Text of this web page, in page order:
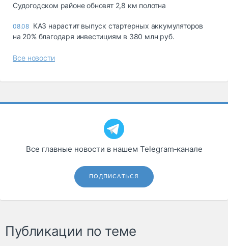
Судогодском районе обновят 2,8 км полотна
08.08 КАЗ нарастит выпуск стартерных аккумуляторов
на 20% благодаря инвестициям в 380 млн руб.
Все новости
Все главные новости в нашем Telegram‑канале
ПОДПИСАТЬСЯ
Публикации по теме